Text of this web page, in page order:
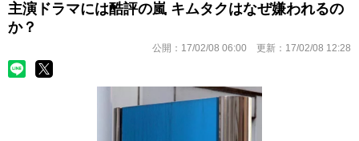
主演ドラマには酷評の嵐 キムタクはなぜ嫌われるの
か？
公開： 17/02/08 06:00 更新： 17/02/08 12:28